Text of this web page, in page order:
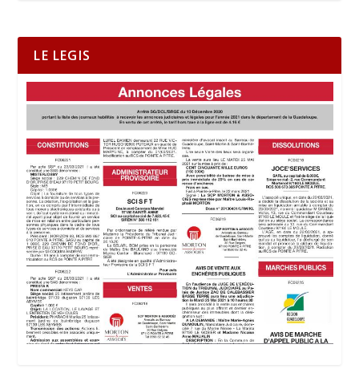
LE LEGIS